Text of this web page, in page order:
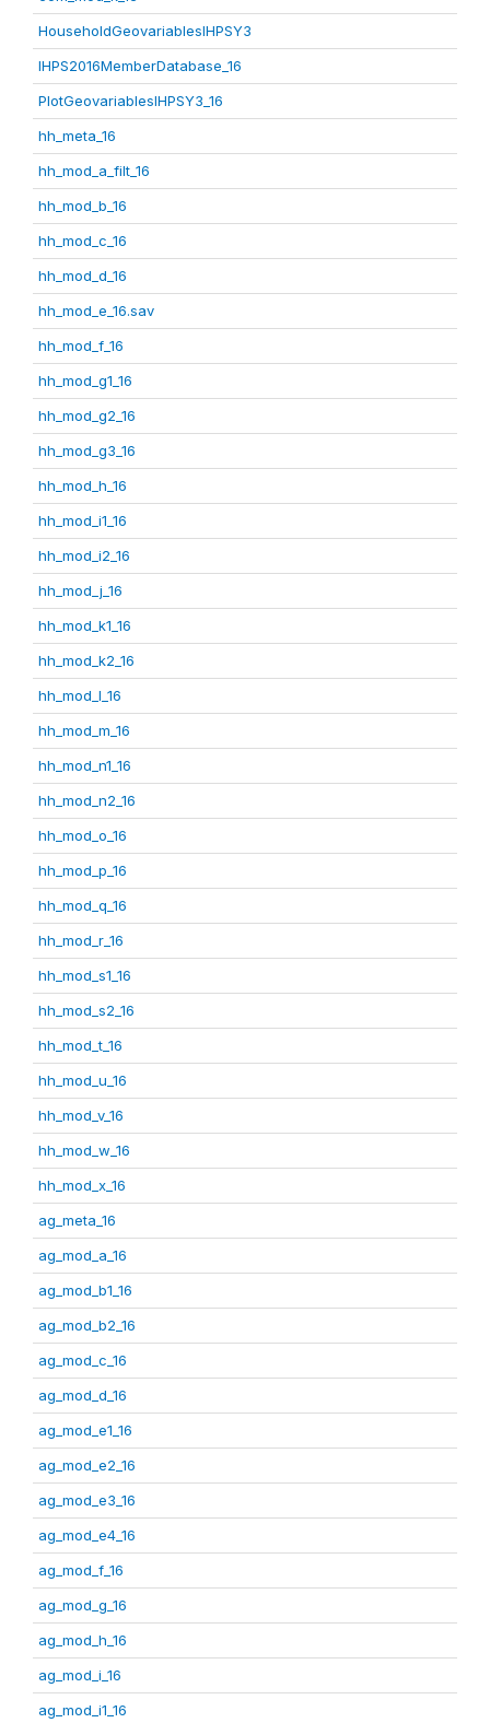
HouseholdGeovariablesIHPSY3
IHPS2016MemberDatabase_16
PlotGeovariablesIHPSY3_16
hh_meta_16
hh_mod_a_filt_16
hh_mod_b_16
hh_mod_c_16
hh_mod_d_16
hh_mod_e_16.sav
hh_mod_f_16
hh_mod_g1_16
hh_mod_g2_16
hh_mod_g3_16
hh_mod_h_16
hh_mod_i1_16
hh_mod_i2_16
hh_mod_j_16
hh_mod_k1_16
hh_mod_k2_16
hh_mod_l_16
hh_mod_m_16
hh_mod_n1_16
hh_mod_n2_16
hh_mod_o_16
hh_mod_p_16
hh_mod_q_16
hh_mod_r_16
hh_mod_s1_16
hh_mod_s2_16
hh_mod_t_16
hh_mod_u_16
hh_mod_v_16
hh_mod_w_16
hh_mod_x_16
ag_meta_16
ag_mod_a_16
ag_mod_b1_16
ag_mod_b2_16
ag_mod_c_16
ag_mod_d_16
ag_mod_e1_16
ag_mod_e2_16
ag_mod_e3_16
ag_mod_e4_16
ag_mod_f_16
ag_mod_g_16
ag_mod_h_16
ag_mod_i_16
ag_mod_i1_16